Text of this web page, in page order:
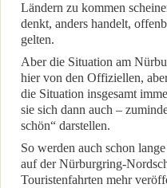
Ländern zu kommen
denkt, anders handelt,
gelten.
Aber die Situation am
hier von den Offiziellen,
die Situation insgesamt
sie sich dann auch –
schön“ darstellen.
So werden auch schon
auf der Nürburgring-
Touristenfahrten mehr